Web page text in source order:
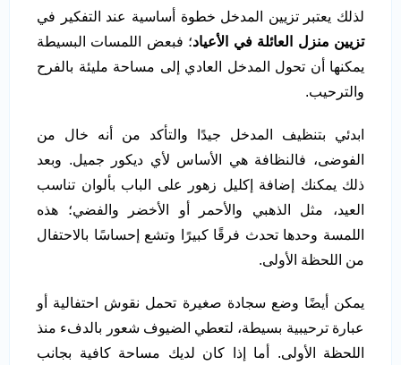
لذلك يعتبر تزيين المدخل خطوة أساسية عند التفكير في
تزيين منزل العائلة في الأعياد؛ فبعض اللمسات البسيطة
يمكنها أن تحول المدخل العادي إلى مساحة مليئة بالفرح
والترحيب.
ابدئي بتنظيف المدخل جيدًا والتأكد من أنه خال من
الفوضى، فالنظافة هي الأساس لأي ديكور جميل. وبعد
ذلك يمكنك إضافة إكليل زهور على الباب بألوان تناسب
العيد، مثل الذهبي والأحمر أو الأخضر والفضي؛ هذه
اللمسة وحدها تحدث فرقًا كبيرًا وتشع إحساسًا بالاحتفال
من اللحظة الأولى.
يمكن أيضًا وضع سجادة صغيرة تحمل نقوش احتفالية أو
عبارة ترحيبية بسيطة، لتعطي الضيوف شعور بالدفء منذ
اللحظة الأولى. أما إذا كان لديك مساحة كافية بجانب